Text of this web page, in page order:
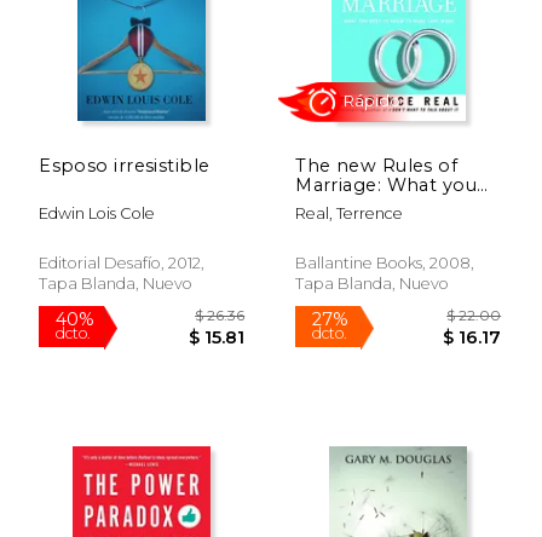
Esposo irresistible
Edwin Lois Cole
Editorial Desafío, 2012,
Tapa Blanda, Nuevo
The new Rules of
Marriage: What you
Need to Know to
Make Love Work (en
Real, Terrence
Ballantine Books, 2008,
Tapa Blanda, Nuevo